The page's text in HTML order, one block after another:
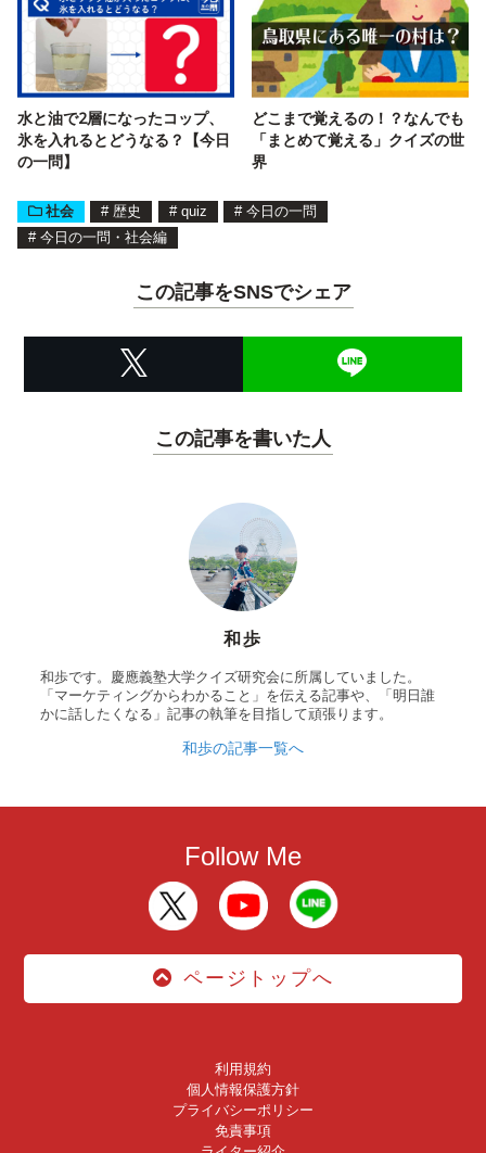
水と油で2層になったコップ、
氷を入れるとどうなる？【今日
の一問】
どこまで覚えるの！？なんでも
「まとめて覚える」クイズの世
界
社会 # 歴史 # quiz # 今日の一問
# 今日の一問・社会編
この記事をSNSでシェア
この記事を書いた人
和歩
和歩です。慶應義塾大学クイズ研究会に所属していました。
「マーケティングからわかること」を伝える記事や、「明日誰
かに話したくなる」記事の執筆を目指して頑張ります。
和歩の記事一覧へ
Follow Me
ページトップへ
利用規約
個人情報保護方針
プライバシーポリシー
免責事項